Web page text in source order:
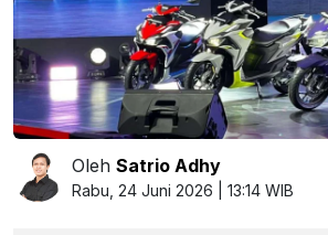
Oleh Satrio Adhy
Rabu, 24 Juni 2026 | 13:14 WIB